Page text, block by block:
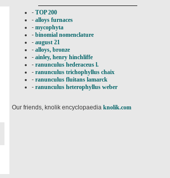
- TOP 200
- alloys furnaces
- mycophyta
- binomial nomenclature
- august 21
- alloys, bronze
- ainley, henry hinchliffe
- ranunculus hederaceus l.
- ranunculus trichophyllus chaix
- ranunculus fluitans lamarck
- ranunculus heterophyllus weber
Our friends, knolik encyclopaedia knolik.com